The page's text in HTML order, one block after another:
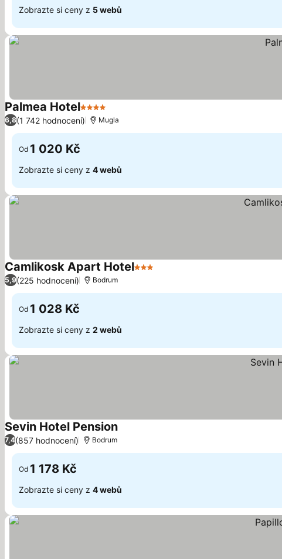
Zobrazte si ceny z 5 webů
Palmea Hotel4 Počet hvězdiček
6,8(1 742 hodnocení) Mugla
Od 1 020 Kč
Zobrazte si ceny z 4 webů
Camlikosk Apart Hotel3 Počet hvězdiček
5,9(225 hodnocení) Bodrum
Od 1 028 Kč
Zobrazte si ceny z 2 webů
Sevin Hotel Pension
7,4(857 hodnocení) Bodrum
Od 1 178 Kč
Zobrazte si ceny z 4 webů